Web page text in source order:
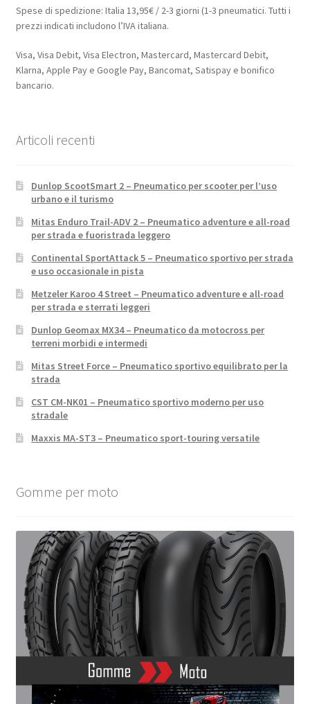
Spese di spedizione: Italia 13,95€ / 2-3 giorni (1-3 pneumatici. Tutti i
prezzi indicati includono l’IVA italiana.
Visa, Visa Debit, Visa Electron, Mastercard, Mastercard Debit,
Klarna, Apple Pay e Google Pay, Bancomat, Satispay e bonifico
bancario.
Articoli recenti
Dunlop ScootSmart 2 – Pneumatico per scooter per l’uso
urbano e il turismo
Mitas Enduro Trail-ADV 2 – Pneumatico adventure e all-road
per strada e fuoristrada leggero
Continental SportAttack 5 – Pneumatico sportivo per strada
e uso occasionale in pista
Metzeler Karoo 4 Street – Pneumatico adventure e all-road
per strada e sterrati leggeri
Dunlop Geomax MX34 – Pneumatico da motocross per
terreni morbidi e intermedi
Mitas Street Force – Pneumatico sportivo equilibrato per la
strada
CST CM-NK01 – Pneumatico sportivo moderno per uso
stradale
Maxxis MA-ST3 – Pneumatico sport-touring versatile
Gomme per moto